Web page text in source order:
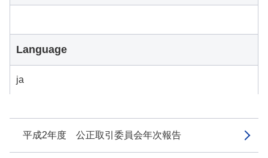
平成2年度 公正取引委員会年次報告
Language
ja